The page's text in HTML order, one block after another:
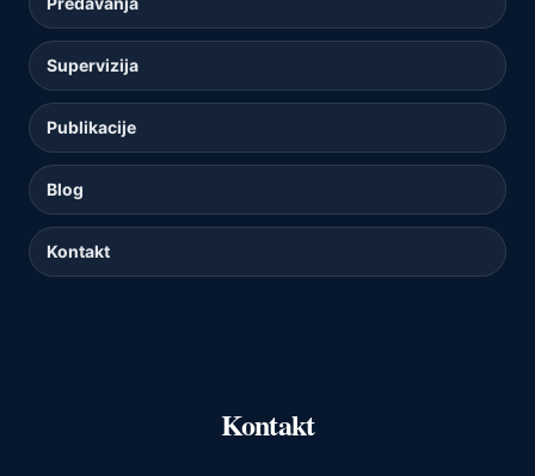
Supervizija
Publikacije
Blog
Kontakt
Kontakt